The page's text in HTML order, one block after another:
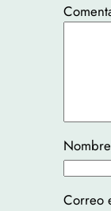
Nombre
Correo